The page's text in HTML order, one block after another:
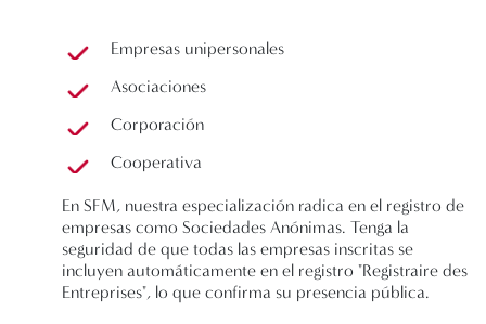
Empresas unipersonales
Asociaciones
Corporación
Cooperativa
En SFM, nuestra especialización radica en el registro de
empresas como Sociedades Anónimas. Tenga la
seguridad de que todas las empresas inscritas se
incluyen automáticamente en el registro "Registraire des
Entreprises", lo que confirma su presencia pública.